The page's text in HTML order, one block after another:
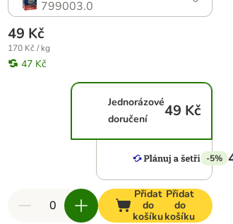
799003.0
49 Kč
170 Kč / kg
47 Kč
Jednorázové
doručení
49 Kč
-5%
Přidat
do
košíku
Přidat
do
košíku